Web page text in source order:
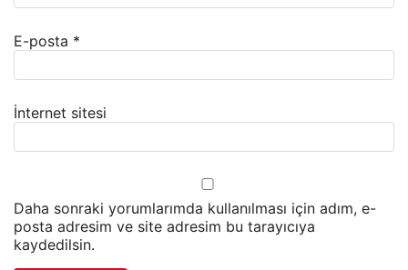
E-posta *
İnternet sitesi
Daha sonraki yorumlarımda kullanılması için adım, e-
posta adresim ve site adresim bu tarayıcıya
kaydedilsin.